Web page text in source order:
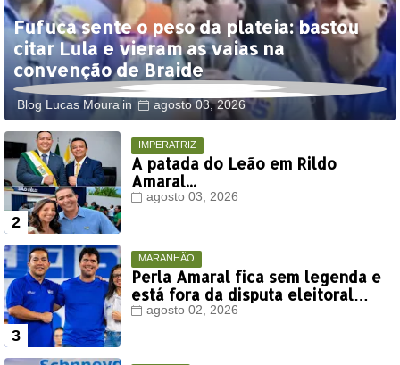
Fufuca sente o peso da plateia: bastou
citar Lula e vieram as vaias na
convenção de Braide
Blog Lucas Moura agosto 03, 2026
IMPERATRIZ
A patada do Leão em Rildo
Amaral...
agosto 03, 2026
MARANHÃO
Perla Amaral fica sem legenda e
está fora da disputa eleitoral
deste ano
agosto 02, 2026